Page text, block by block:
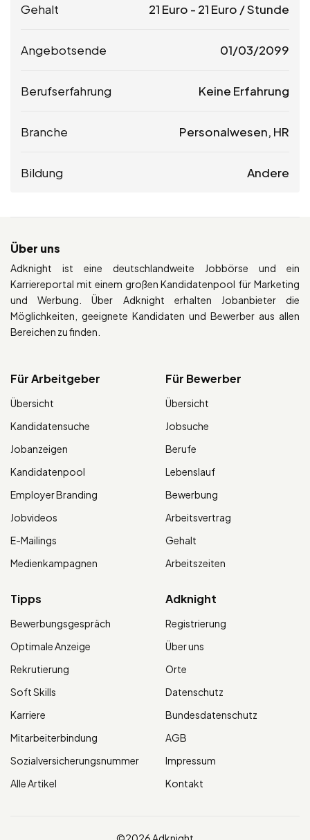
Gehalt 21 Euro - 21 Euro / Stunde
Angebotsende 01/03/2099
Berufserfahrung Keine Erfahrung
Branche Personalwesen, HR
Bildung Andere
Über uns
Adknight ist eine deutschlandweite Jobbörse und ein
Karriereportal mit einem großen Kandidatenpool für Marketing
und Werbung. Über Adknight erhalten Jobanbieter die
Möglichkeiten, geeignete Kandidaten und Bewerber aus allen
Bereichen zu finden.
Für Arbeitgeber
Übersicht
Kandidatensuche
Jobanzeigen
Kandidatenpool
Employer Branding
Jobvideos
E-Mailings
Medienkampagnen
Für Bewerber
Übersicht
Jobsuche
Berufe
Lebenslauf
Bewerbung
Arbeitsvertrag
Gehalt
Arbeitszeiten
Tipps
Bewerbungsgespräch
Optimale Anzeige
Rekrutierung
Soft Skills
Karriere
Mitarbeiterbindung
Sozialversicherungsnummer
Alle Artikel
Adknight
Registrierung
Über uns
Orte
Datenschutz
Bundesdatenschutz
AGB
Impressum
Kontakt